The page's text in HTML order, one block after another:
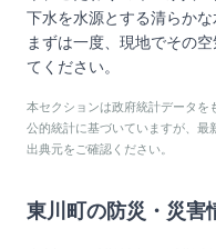
下水を水源とする清らかな
まずは一度、現地でその
てください。
本セクションは政府統計データを
公的統計に基づいていますが、最
出典元をご確認ください。
東川町 の防災・災害